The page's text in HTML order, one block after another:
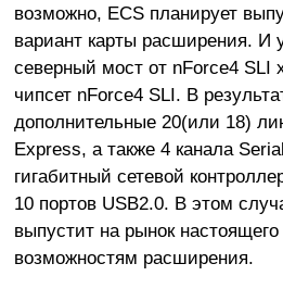
возможно, ECS планирует
вариант карты расширения. И
северный мост от nForce4 SLI
чипсет nForce4 SLI. В
дополнительные 20(или 18)
Express, а также 4 канала
гигабитный сетевой
10 портов USB2.0. В этом
выпустит на рынок
возможностям расширения.